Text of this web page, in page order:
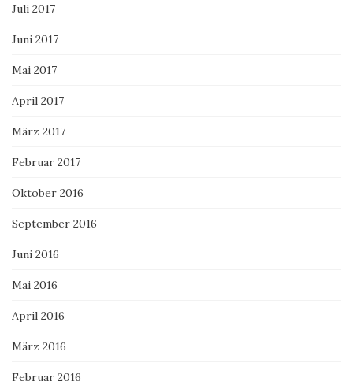
Juli 2017
Juni 2017
Mai 2017
April 2017
März 2017
Februar 2017
Oktober 2016
September 2016
Juni 2016
Mai 2016
April 2016
März 2016
Februar 2016